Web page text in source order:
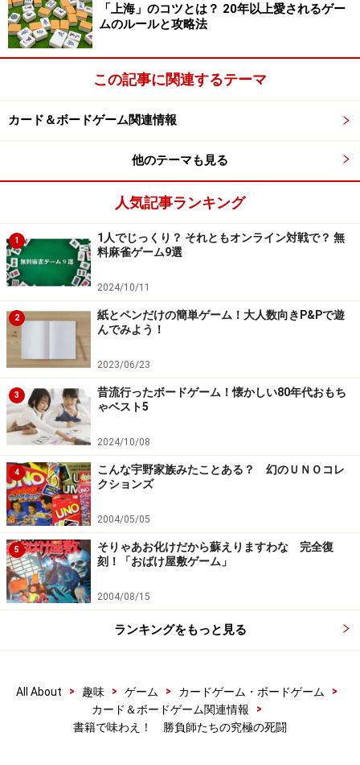
「上海」のコツとは？ 20年以上愛されるゲー
ムのルールと攻略法
この記事に関連するテーマ
カード＆ボードゲーム関連情報
他のテーマも見る
人気記事ランキング
1
1人でじっくり？ それともオンライン対戦で？ 無
料麻雀ゲーム9選
2024/10/11
2
紙とペンだけの簡単ゲーム！大人数向きP&Pで遊
んでみよう！
2023/06/23
3
昔流行ったボードゲーム！懐かしい80年代おもち
ゃベスト5
2024/10/08
4
こんな宇野家族みたことある？ 幻のＵＮＯコレ
クションズ
2004/05/05
5
そりゃあお化けだから蘇えりますわな 完全復
刻！「おばけ屋敷ゲーム」
2004/08/15
ランキングをもっと見る
All About > 趣味 > ゲーム > カードゲーム・ボードゲーム
>
カード＆ボードゲーム関連情報
>
書籍で味わえ！ 勝負師たちの究極の死闘